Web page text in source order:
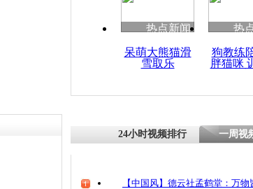
魂
热点新闻
呆萌大熊猫滑
雪取乐
热
狗教练
胖猫咪
24小时视频排行 一周视
【中国风】德云社孟鹤堂：万